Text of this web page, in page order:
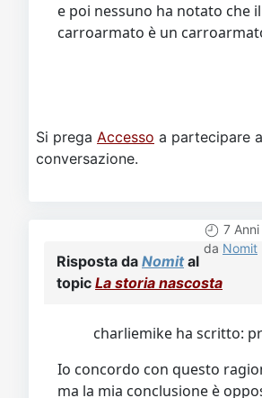
e poi nessuno ha notato che il
carroarmato è un
Si prega Accesso a partecipare
conversazione.
7
da Nomit
Risposta da Nomital
topic La storia nascosta
charliemike ha scritto:
Io concordo con questo
ma la mia conclusione è